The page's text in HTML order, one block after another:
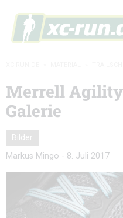
Merrell Agility
Galerie
Bilder
Markus Mingo - 8. Juli 2017